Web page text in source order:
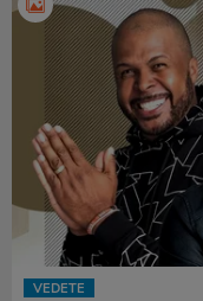
VEDETE